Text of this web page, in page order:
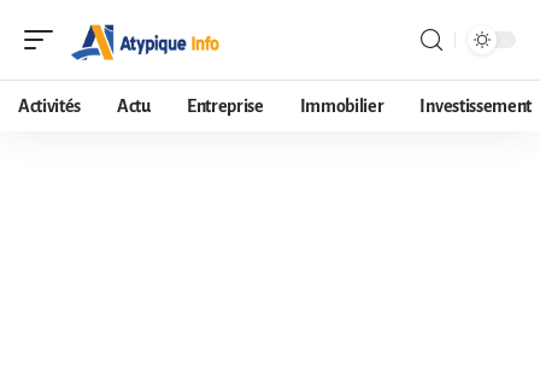
Activités Actu Entreprise Immobilier Investissement